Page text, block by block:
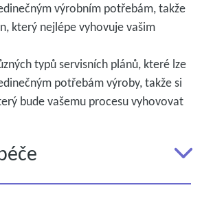
výrobním potřebám, takže
který nejlépe vyhovuje vašim
typů servisních plánů, které lze
potřebám výroby, takže si
bude vašemu procesu vyhovovat